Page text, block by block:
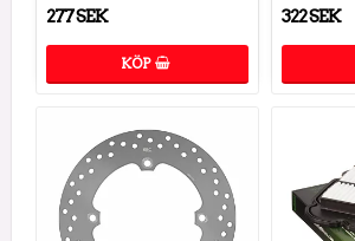
277 SEK
KÖP
322 SEK